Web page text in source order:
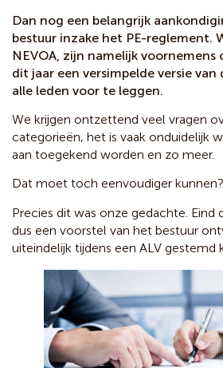
Dan nog een belangrijk
bestuur inzake het PE-reglement.
NEVOA, zijn namelijk voornemens
dit jaar een versimpelde versie
alle leden voor te leggen.
We krijgen ontzettend veel vragen
categorieën, het is vaak onduidelijk
aan toegekend worden en zo meer.
Dat moet toch eenvoudiger kunnen?
Precies dit was onze gedachte. Eind
dus een voorstel van het bestuur
uiteindelijk tijdens een ALV gestemd